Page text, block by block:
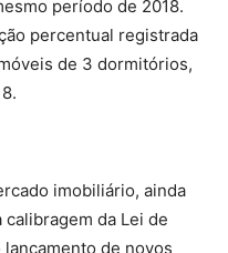
período de 2018.
percentual registrada
de 3 dormitórios,
imobiliário, ainda
calibragem da Lei de
de novos